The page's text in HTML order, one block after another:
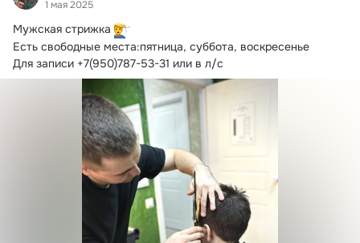
1 мая 2025
Мужская стрижка
Есть свободные места:пятница, суббота, воскресенье
Для записи +7(950)787-53-31 или в л/с